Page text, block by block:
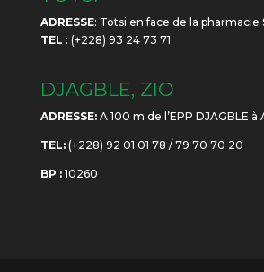
ADRESSE: Totsi en face de la pharmacie
TEL : (+228) 93 24 73 71
DJAGBLE, ZIO
ADRESSE:A 100 m de l’EPP DJAGBLE
TEL:(+228) 92 01 01 78 / 79 70 70 20
BP :10260